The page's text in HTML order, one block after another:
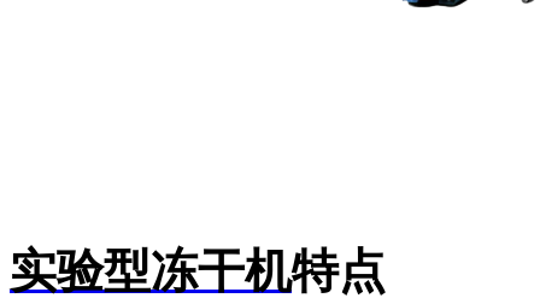
实验型冻干机特点